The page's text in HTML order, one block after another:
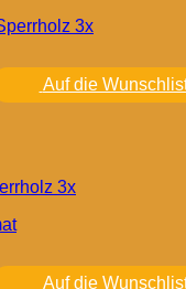
Auf die
3x
Auf die